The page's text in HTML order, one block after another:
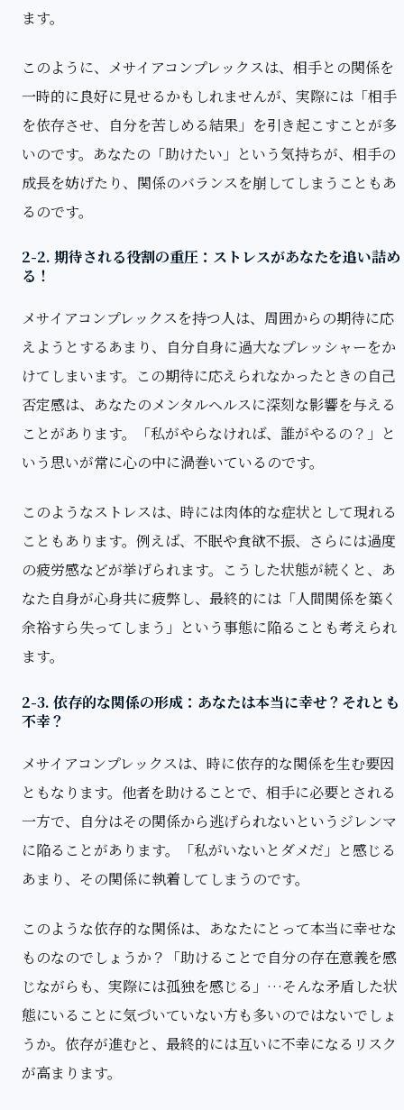
ます。
このように、メサイアコンプレックスは、相手との関係を
一時的に良好に見せるかもしれませんが、実際には「相手
を依存させ、自分を苦しめる結果」を引き起こすことが多
いのです。あなたの「助けたい」という気持ちが、相手の
成長を妨げたり、関係のバランスを崩してしまうこともあ
るのです。
2-2. 期待される役割の重圧：ストレスがあなたを追い詰め
る！
メサイアコンプレックスを持つ人は、周囲からの期待に応
えようとするあまり、自分自身に過大なプレッシャーをか
けてしまいます。この期待に応えられなかったときの自己
否定感は、あなたのメンタルヘルスに深刻な影響を与える
ことがあります。「私がやらなければ、誰がやるの？」と
いう思いが常に心の中に渦巻いているのです。
このようなストレスは、時には肉体的な症状として現れる
こともあります。例えば、不眠や食欲不振、さらには過度
の疲労感などが挙げられます。こうした状態が続くと、あ
なた自身が心身共に疲弊し、最終的には「人間関係を築く
余裕すら失ってしまう」という事態に陥ることも考えられ
ます。
2-3. 依存的な関係の形成：あなたは本当に幸せ？それとも
不幸？
メサイアコンプレックスは、時に依存的な関係を生む要因
ともなります。他者を助けることで、相手に必要とされる
一方で、自分はその関係から逃げられないというジレンマ
に陥ることがあります。「私がいないとダメだ」と感じる
あまり、その関係に執着してしまうのです。
このような依存的な関係は、あなたにとって本当に幸せな
ものなのでしょうか？「助けることで自分の存在意義を感
じながらも、実際には孤独を感じる」…そんな矛盾した状
態にいることに気づいていない方も多いのではないでしょ
うか。依存が進むと、最終的には互いに不幸になるリスク
が高まります。